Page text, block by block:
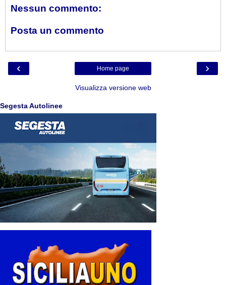
Nessun commento:
Posta un commento
‹ ›
Home page
Visualizza versione web
Segesta Autolinee